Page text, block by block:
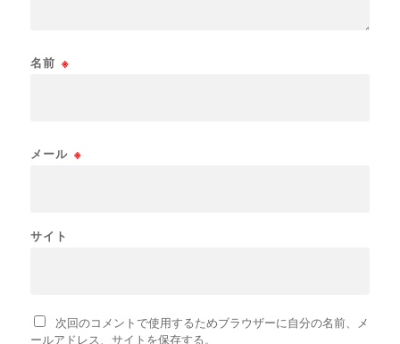
名前 ※
メール ※
サイト
次回のコメントで使用するためブラウザーに自分の名前、メ
ールアドレス、サイトを保存する。